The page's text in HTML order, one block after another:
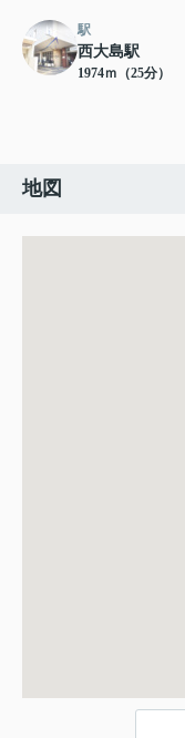
駅
西大島駅
1974ｍ（25分）
地図